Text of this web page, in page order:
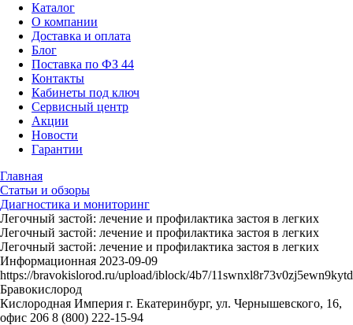
Каталог
О компании
Доставка и оплата
Блог
Поставка по ФЗ 44
Контакты
Кабинеты под ключ
Сервисный центр
Акции
Новости
Гарантии
Главная
Статьи и обзоры
Диагностика и мониторинг
Легочный застой: лечение и профилактика застоя в легких
Легочный застой: лечение и профилактика застоя в легких
Легочный застой: лечение и профилактика застоя в легких
Информационная 2023-09-09
https://bravokislorod.ru/upload/iblock/4b7/
Бравокислород
Кислородная Империя г. Екатеринбург, ул. Чернышевского, 16,
офис 206 8 (800) 222-15-94